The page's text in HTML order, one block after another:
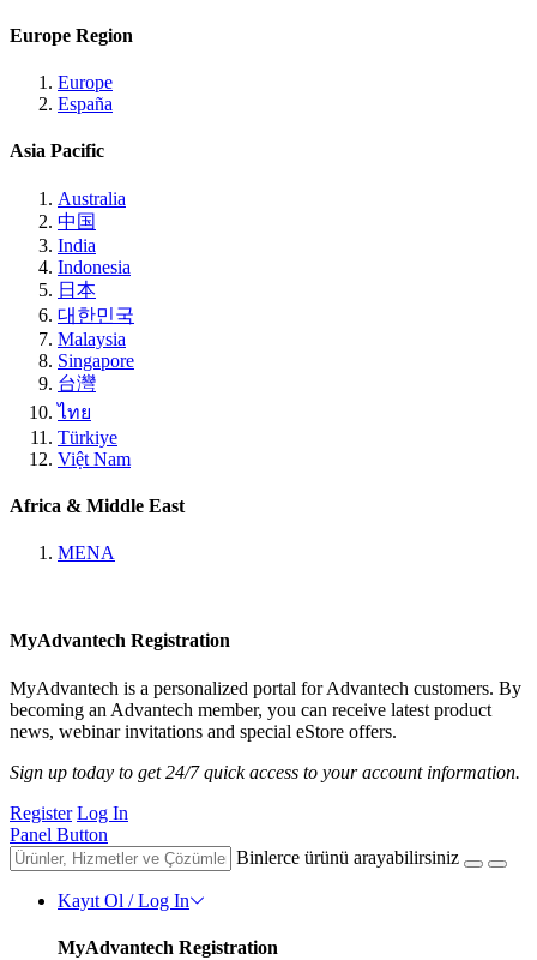
Europe Region
Europe
España
Asia Pacific
Australia
中国
India
Indonesia
日本
대한민국
Malaysia
Singapore
台灣
ไทย
Türkiye
Việt Nam
Africa & Middle East
MENA
MyAdvantech Registration
MyAdvantech is a personalized portal for Advantech customers. By
becoming an Advantech member, you can receive latest product
news, webinar invitations and special eStore offers.
Sign up today to get 24/7 quick access to your account information.
Register Log In
Panel Button
Binlerce ürünü arayabilirsiniz
Kayıt Ol / Log In
MyAdvantech Registration